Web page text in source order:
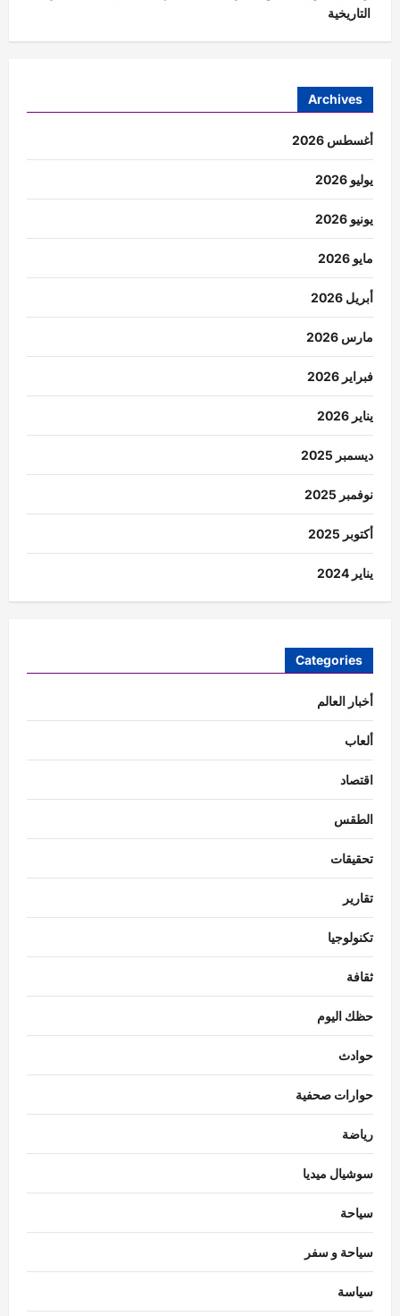
التاريخية
Archives
أغسطس 2026
يوليو 2026
يونيو 2026
مايو 2026
أبريل 2026
مارس 2026
فبراير 2026
يناير 2026
ديسمبر 2025
نوفمبر 2025
أكتوبر 2025
يناير 2024
Categories
أخبار العالم
ألعاب
اقتصاد
الطقس
تحقيقات
تقارير
تكنولوجيا
ثقافة
حظك اليوم
حوادث
حوارات صحفية
رياضة
سوشيال ميديا
سياحة
سياحة و سفر
سياسة